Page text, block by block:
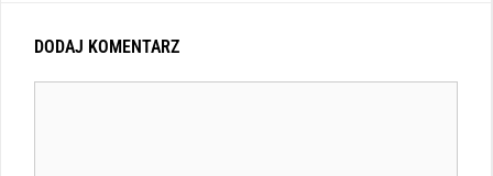
DODAJ KOMENTARZ